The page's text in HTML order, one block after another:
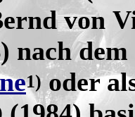
von
nach dem
1)oder